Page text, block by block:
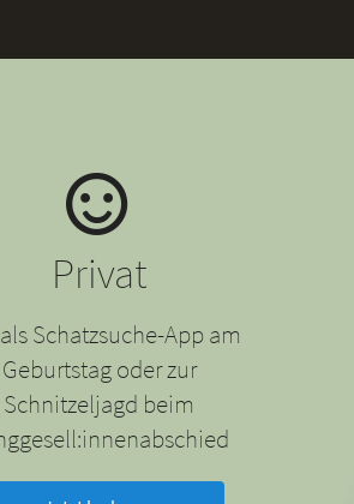
Privat
Schatzsuche-App am
Geburtstag oder zur
Schnitzeljagd beim